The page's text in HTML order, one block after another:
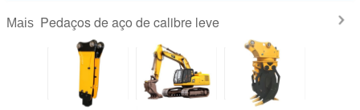
Mais Pedaços de aço de calibre leve